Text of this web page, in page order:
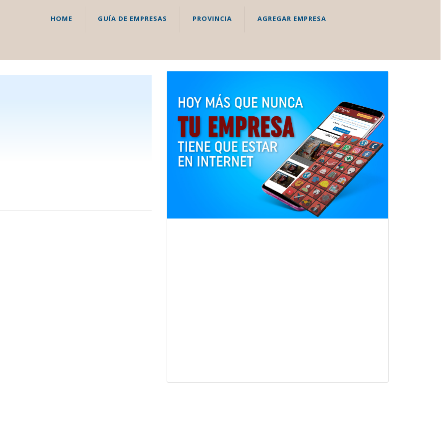
HOME GUÍA DE EMPRESAS PROVINCIA AGREGAR EMPRESA